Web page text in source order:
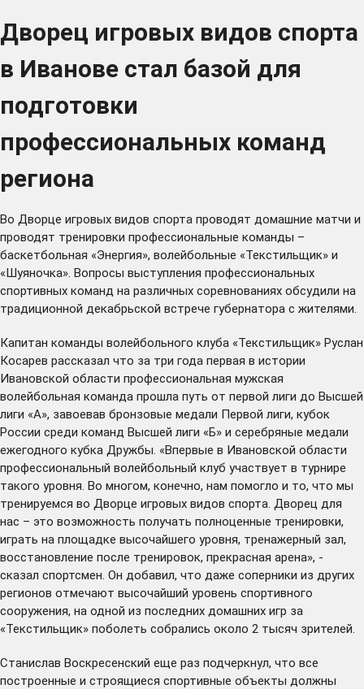
Дворец игровых видов спорта
в Иванове стал базой для
подготовки
профессиональных команд
региона
Во Дворце игровых видов спорта проводят домашние матчи и
проводят тренировки профессиональные команды –
баскетбольная «Энергия», волейбольные «Текстильщик» и
«Шуяночка». Вопросы выступления профессиональных
спортивных команд на различных соревнованиях обсудили на
традиционной декабрьской встрече губернатора с жителями.
Капитан команды волейбольного клуба «Текстильщик» Руслан
Косарев рассказал что за три года первая в истории
Ивановской области профессиональная мужская
волейбольная команда прошла путь от первой лиги до Высшей
лиги «А», завоевав бронзовые медали Первой лиги, кубок
России среди команд Высшей лиги «Б» и серебряные медали
ежегодного кубка Дружбы. «Впервые в Ивановской области
профессиональный волейбольный клуб участвует в турнире
такого уровня. Во многом, конечно, нам помогло и то, что мы
тренируемся во Дворце игровых видов спорта. Дворец для
нас – это возможность получать полноценные тренировки,
играть на площадке высочайшего уровня, тренажерный зал,
восстановление после тренировок, прекрасная арена», -
сказал спортсмен. Он добавил, что даже соперники из других
регионов отмечают высочайший уровень спортивного
сооружения, на одной из последних домашних игр за
«Текстильщик» поболеть собрались около 2 тысяч зрителей.
Станислав Воскресенский еще раз подчеркнул, что все
построенные и строящиеся спортивные объекты должны